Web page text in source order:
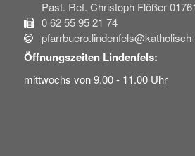
Past. Ref. Christoph Flößer
0 62 55 95 21 74
Öffnungszeiten Lindenfels:
mittwochs von 9.00 - 11.00 Uhr